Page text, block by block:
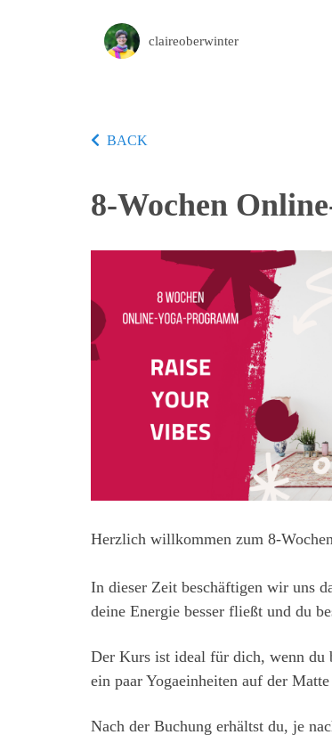
claireoberwinter
BACK
8-Wochen
Herzlich willkommen zum 8-
In dieser Zeit beschäftigen wir uns
deine Energie besser fließt und du
Der Kurs ist ideal für dich, wenn du
ein paar Yogaeinheiten auf der Matte
Nach der Buchung erhältst du, je